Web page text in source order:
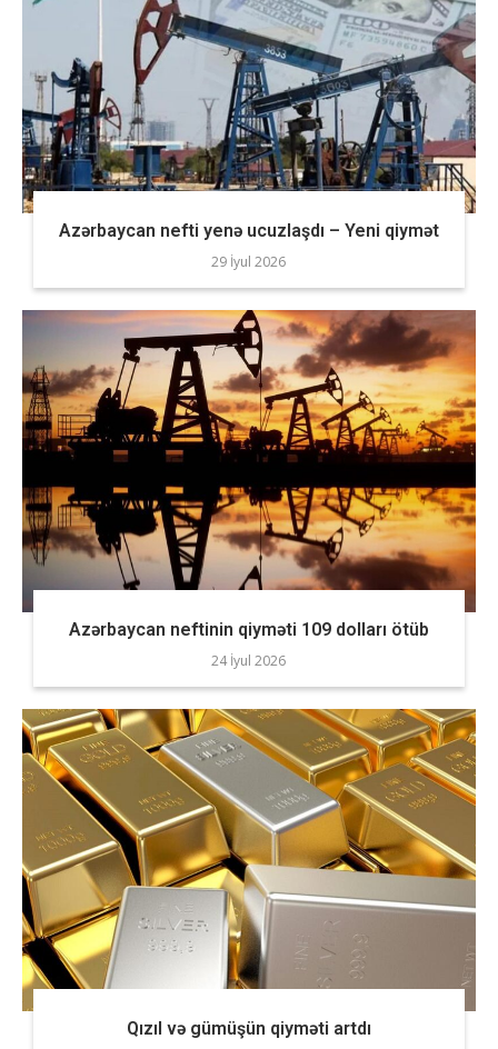
Azərbaycan nefti yenə ucuzlaşdı – Yeni qiymət
29 İyul 2026
Azərbaycan neftinin qiyməti 109 dolları ötüb
24 İyul 2026
Qızıl və gümüşün qiyməti artdı